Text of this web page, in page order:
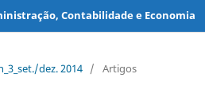
Contabilidade e Economia
dez. 2014 / Artigos